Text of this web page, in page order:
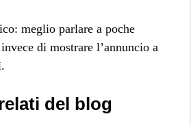
meglio parlare a poche
di mostrare l’annuncio a
del blog